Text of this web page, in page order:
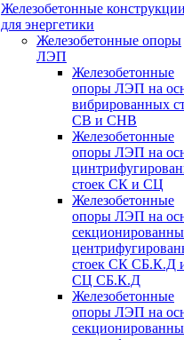
Железобетонные
для энергетики
Железобетонные опоры
ЛЭП
Железобетонные
опоры ЛЭП на
вибрированных
СВ и СНВ
Железобетонные
опоры ЛЭП на
стоек СК и СЦ
Железобетонные
опоры ЛЭП на
стоек СК СБ.К.Д
СЦ СБ.К.Д
Железобетонные
опоры ЛЭП на